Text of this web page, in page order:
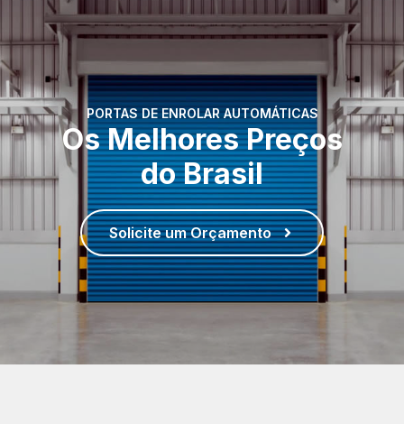
PORTAS DE ENROLAR AUTOMÁTICAS
Os Melhores Preços
do Brasil
Solicite um Orçamento